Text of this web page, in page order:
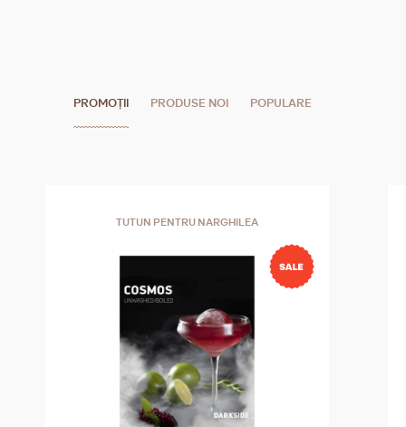
PROMOȚII PRODUSE NOI POPULARE
TUTUN PENTRU NARGHILEA